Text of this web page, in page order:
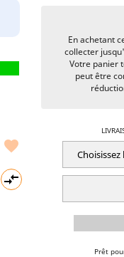


En achetant
collecter
Votre panier
peut être
Prêt